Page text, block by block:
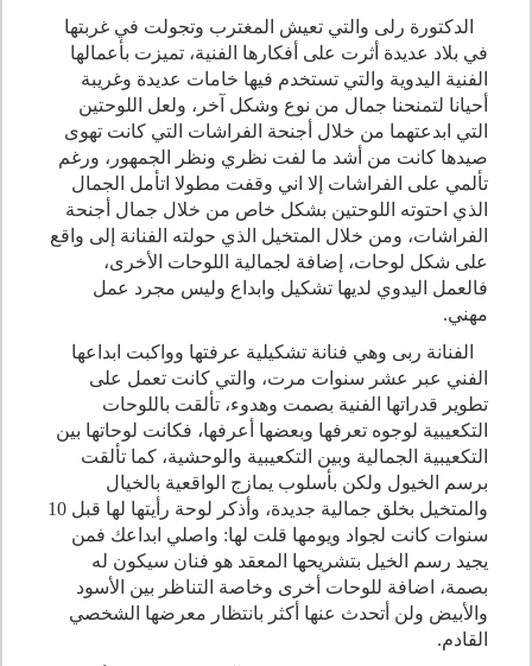
الدكتورة رلى والتي تعيش المغترب وتجولت في غربتها
في بلاد عديدة أثرت على أفكارها الفنية، تميزت بأعمالها
الفنية اليدوية والتي تستخدم فيها خامات عديدة وغريبة
أحيانا لتمنحنا جمال من نوع وشكل آخر، ولعل اللوحتين
التي ابدعتهما من خلال أجنحة الفراشات التي كانت تهوى
صيدها كانت من أشد ما لفت نظري ونظر الجمهور، ورغم
تألمي على الفراشات إلا اني وقفت مطولا اتأمل الجمال
الذي احتوته اللوحتين بشكل خاص من خلال جمال أجنحة
الفراشات، ومن خلال المتخيل الذي حولته الفنانة إلى واقع
على شكل لوحات، إضافة لجمالية اللوحات الأخرى،
فالعمل اليدوي لديها تشكيل وابداع وليس مجرد عمل
مهني.
الفنانة ربى وهي فنانة تشكيلية عرفتها وواكبت ابداعها
الفني عبر عشر سنوات مرت، والتي كانت تعمل على
تطوير قدراتها الفنية بصمت وهدوء، تألقت باللوحات
التكعيبية لوجوه تعرفها وبعضها أعرفها، فكانت لوحاتها بين
التكعيبية الجمالية وبين التكعيبية والوحشية، كما تألقت
برسم الخيول ولكن بأسلوب يمازج الواقعية بالخيال
والمتخيل بخلق جمالية جديدة، وأذكر لوحة رأيتها لها قبل 10
سنوات كانت لجواد ويومها قلت لها: واصلي ابداعك فمن
يجيد رسم الخيل بتشريحها المعقد هو فنان سيكون له
بصمة، اضافة للوحات أخرى وخاصة التناظر بين الأسود
والأبيض ولن أتحدث عنها أكثر بانتظار معرضها الشخصي
القادم.